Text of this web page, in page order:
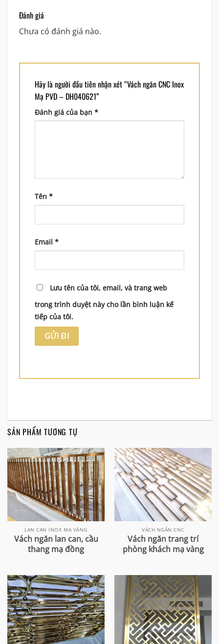
Đánh giá
Chưa có đánh giá nào.
Hãy là người đầu tiên nhận xét “Vách ngăn CNC Inox
Mạ PVD – DH040621”
Đánh giá của bạn *
Tên *
Email *
Lưu tên của tôi, email, và trang web
trong trình duyệt này cho lần bình luận kế
tiếp của tôi.
SẢN PHẨM TƯƠNG TỰ
LAN CAN INOX MẠ VÀNG
Vách ngăn lan can, cầu
thang mạ đồng
VÁCH NGĂN CNC
Vách ngăn trang trí
phòng khách mạ vàng